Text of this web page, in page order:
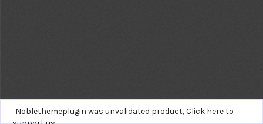
Noblethemeplugin was unvalidated product,Click here to